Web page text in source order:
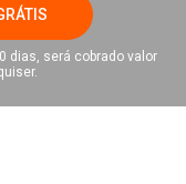
dias, será cobrado valor